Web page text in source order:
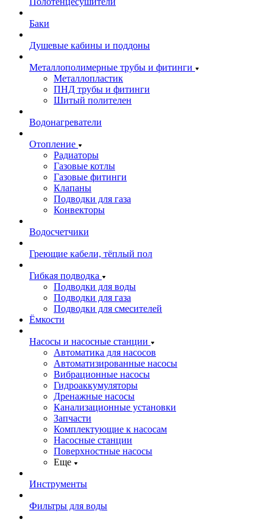
Баки
Душевые кабины и поддоны
Металлополимерные трубы и фитинги
Металлопластик
ПНД трубы и фитинги
Шитый полителен
Водонагреватели
Отопление
Радиаторы
Газовые котлы
Газовые фитинги
Клапаны
Подводки для газа
Конвекторы
Водосчетчики
Греющие кабели, тёплый пол
Гибкая подводка
Подводки для воды
Подводки для газа
Подводки для смесителей
Ёмкости
Насосы и насосные станции
Автоматика для насосов
Автоматизированные насосы
Вибрационные насосы
Гидроаккумуляторы
Дренажные насосы
Канализационные установки
Запчасти
Комплектующие к насосам
Насосные станции
Поверхностные насосы
Еще
Инструменты
Фильтры для воды